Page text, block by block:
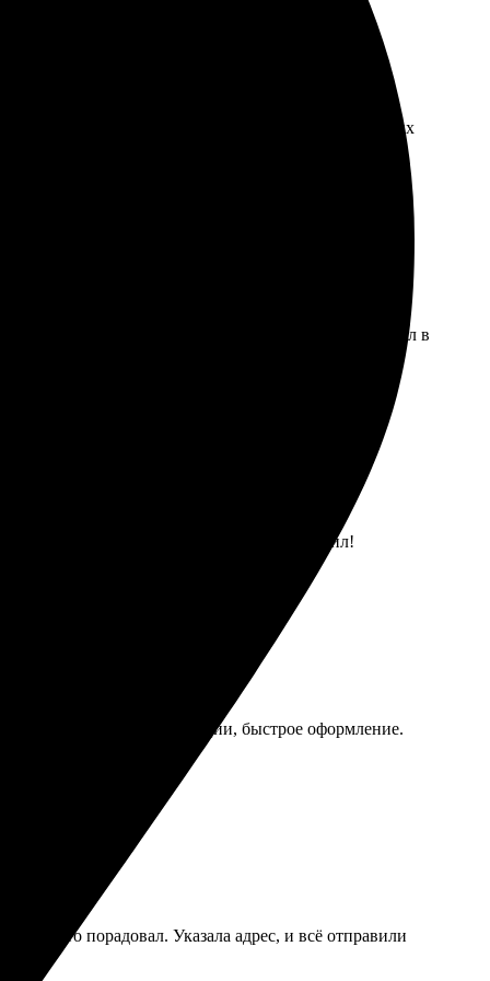
выбрал шаблон и добавил текст. Все сделано
всем, кто хочет порадовать друзей и близких
добавил текст и оплатил. Пришли вовремя, друг был в
Качество печати отличное, адресат оценил!
Чёткие инструкции, быстрое оформление.
просто порадовал. Указала адрес, и всё отправили